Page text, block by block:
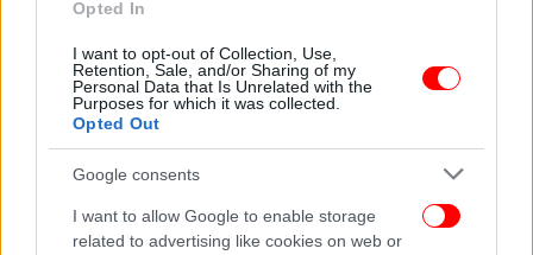
Opted In
I want to opt-out of Collection, Use,
Retention, Sale, and/or Sharing of my
Personal Data that Is Unrelated with the
Purposes for which it was collected.
Opted Out
Google consents
I want to allow Google to enable storage
related to advertising like cookies on web or
Η φορολόγηση των ιστιοπλοϊκών σκαφών στην
Ελλάδα: Ανισότητες και προτάσεις για δίκαιη
μεταρρύθμιση